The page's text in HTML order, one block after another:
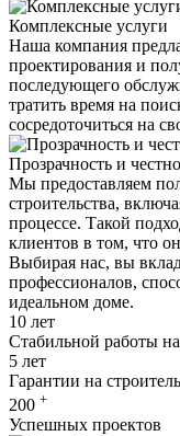
Комплексные услуги
Наша компания
проектирования и
последующего
тратить время на
сосредоточиться на
Прозрачность и
Мы предоставляем
строительства,
процессе. Такой
клиентов в том, что
Выбирая нас, вы
профессионалов,
идеальном доме.
10 лет
Стабильной работы
5 лет
Гарантии на
200 +
Успешных проектов